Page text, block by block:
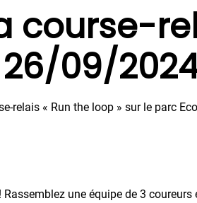
course-
09/
relais « Run the loop » sur le parc
une équipe de 3